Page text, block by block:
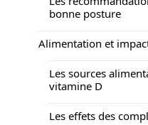
bonne posture
Alimentation et
Les sources
vitamine D
Les effets des